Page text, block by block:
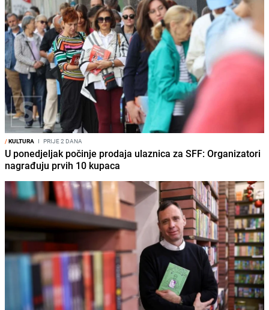
/KULTURA I PRIJE 2 DANA
U ponedjeljak počinje prodaja ulaznica za SFF: Organizatori
nagrađuju prvih 10 kupaca